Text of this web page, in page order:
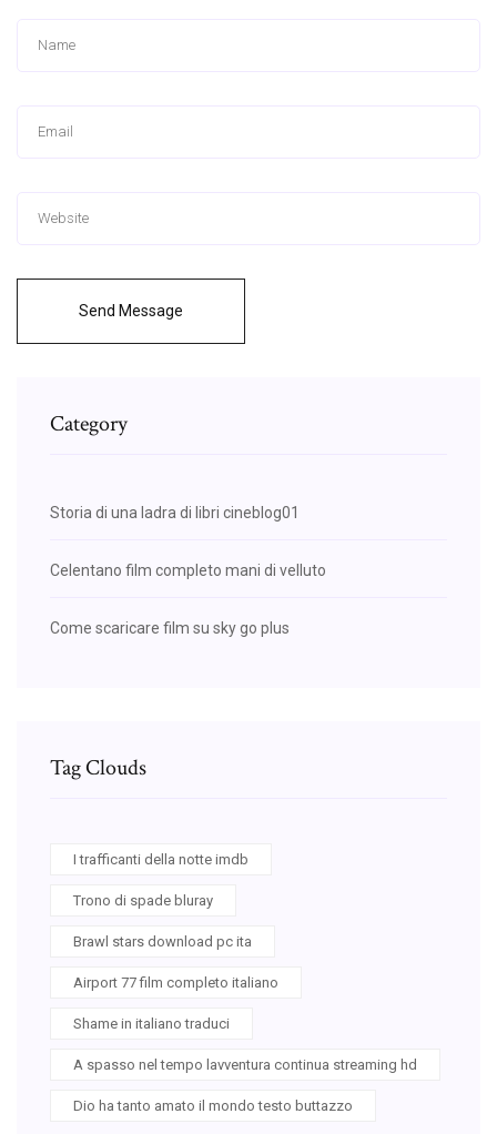
Send Message
Category
Storia di una ladra di libri cineblog01
Celentano film completo mani di velluto
Come scaricare film su sky go plus
Tag Clouds
I trafficanti della notte imdb
Trono di spade bluray
Brawl stars download pc ita
Airport 77 film completo italiano
Shame in italiano traduci
A spasso nel tempo lavventura continua streaming hd
Dio ha tanto amato il mondo testo buttazzo